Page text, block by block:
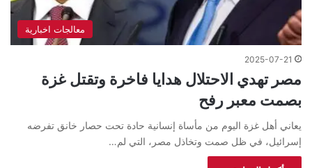
معالجات اخبارية
2025-07-21
مصر تهدي الاحتلال هدايا فاخرة وتقتل غزة
بصمت معبر رفح
يعاني أهل غزة اليوم من مأساة إنسانية حادة تحت حصار خانق تفرضه
إسرائيل، في ظل صمت وتخاذل مصر، التي لم…